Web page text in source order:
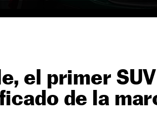
el primer SUV
de la